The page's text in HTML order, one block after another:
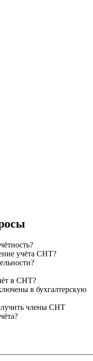
учёта СНТ?
в СНТ?
в бухгалтерскую
члены СНТ